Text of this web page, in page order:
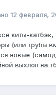
12 февраля,
киты-
(или трубы
новые
выхлоп на